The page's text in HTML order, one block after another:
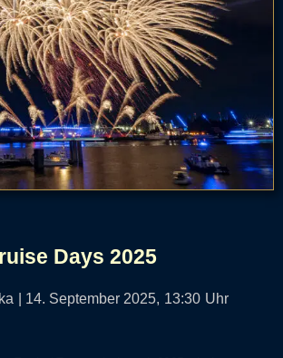
Days 2025
14. September 2025, 13:30 Uhr